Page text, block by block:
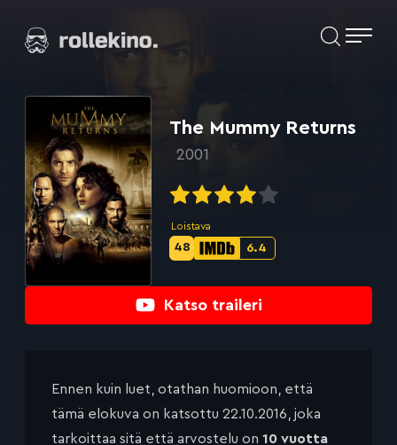
suoraan
Elokuvat ja elokuva-arviot | Rollekino.fi
jälkeen.
Katso traileri
The Mummy Returns
2001
Loistava
IMDb-
6.4
Metascore-
48
Ennen kuin luet, otathan huomioon, että
tämä elokuva on katsottu 22.10.2016, joka
tarkoittaa sitä että arvostelu on 10 vuotta